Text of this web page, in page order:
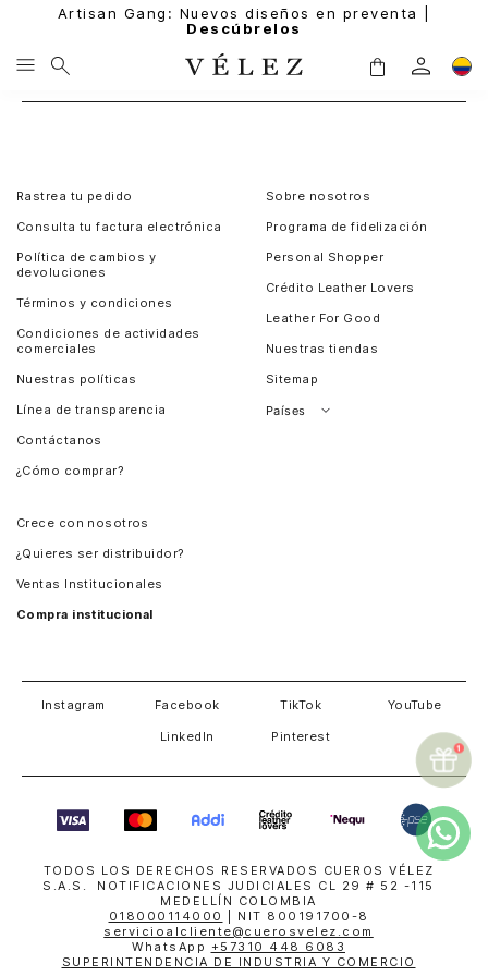
Artisan Gang: Nuevos diseños en preventa |
Descúbrelos
Rastrea tu pedido
Consulta tu factura electrónica
Política de cambios y
devoluciones
Términos y condiciones
Condiciones de actividades
comerciales
Nuestras políticas
Línea de transparencia
Contáctanos
¿Cómo comprar?
Sobre nosotros
Programa de fidelización
Personal Shopper
Crédito Leather Lovers
Leather For Good
Nuestras tiendas
Sitemap
Países
Crece con nosotros
¿Quieres ser distribuidor?
Ventas Institucionales
Compra institucional
Instagram Facebook TikTok YouTube
LinkedIn Pinterest
TODOS LOS DERECHOS RESERVADOS CUEROS VÉLEZ
S.A.S. NOTIFICACIONES JUDICIALES CL 29 # 52 -115
MEDELLÍN COLOMBIA
018000114000
| NIT 800191700-8
servicioalcliente@cuerosvelez.com
WhatsApp +57310 448 6083
SUPERINTENDENCIA DE INDUSTRIA Y COMERCIO